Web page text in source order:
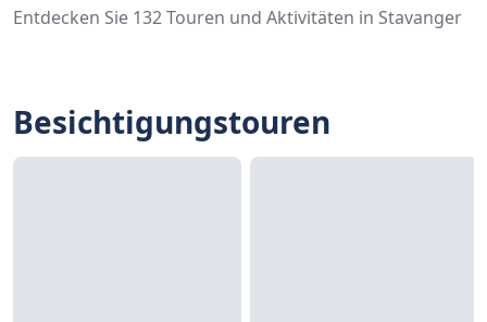
Entdecken Sie 132 Touren und Aktivitäten in Stavanger
Besichtigungstouren